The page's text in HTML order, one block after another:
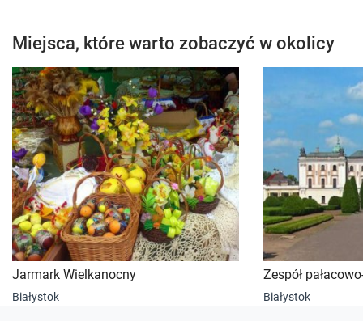
Miejsca, które warto zobaczyć w okolicy
Jarmark Wielkanocny
Białystok
Zespół
Białystok